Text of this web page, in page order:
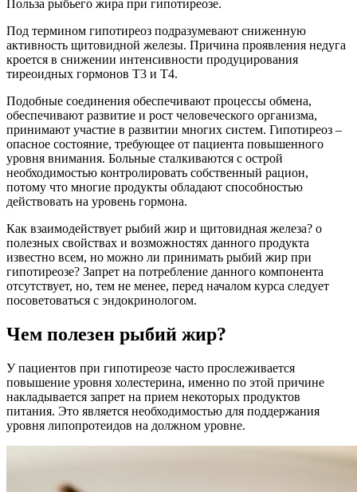
Польза рыбьего жира при гипотиреозе.
Под термином гипотиреоз подразумевают сниженную
активность щитовидной железы. Причина проявления недуга
кроется в снижении интенсивности продуцирования
тиреоидных гормонов Т3 и Т4.
Подобные соединения обеспечивают процессы обмена,
обеспечивают развитие и рост человеческого организма,
принимают участие в развитии многих систем. Гипотиреоз –
опасное состояние, требующее от пациента повышенного
уровня внимания. Больные сталкиваются с острой
необходимостью контролировать собственный рацион,
потому что многие продукты обладают способностью
действовать на уровень гормона.
Как взаимодействует рыбий жир и щитовидная железа? о
полезных свойствах и возможностях данного продукта
известно всем, но можно ли принимать рыбий жир при
гипотиреозе? Запрет на потребление данного компонента
отсутствует, но, тем не менее, перед началом курса следует
посоветоваться с эндокринологом.
Чем полезен рыбий жир?
У пациентов при гипотиреозе часто прослеживается
повышение уровня холестерина, именно по этой причине
накладывается запрет на прием некоторых продуктов
питания. Это является необходимостью для поддержания
уровня липопротеидов на должном уровне.